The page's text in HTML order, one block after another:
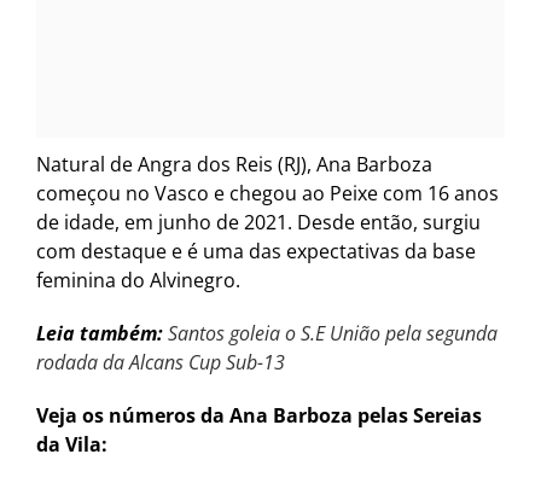
Natural de Angra dos Reis (RJ), Ana Barboza
começou no Vasco e chegou ao Peixe com 16 anos
de idade, em junho de 2021. Desde então, surgiu
com destaque e é uma das expectativas da base
feminina do Alvinegro.
Leia também:Santos goleia o S.E União pela segunda
rodada da Alcans Cup Sub-13
Veja os números da Ana Barboza pelas Sereias
da Vila: